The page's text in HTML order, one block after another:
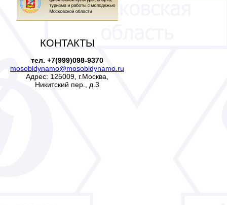
КОНТАКТЫ
тел. +7(999)098-9370
mosobldynamo@mosobldynamo.ru
Адрес: 125009, г.Москва,
Никитский пер., д.3